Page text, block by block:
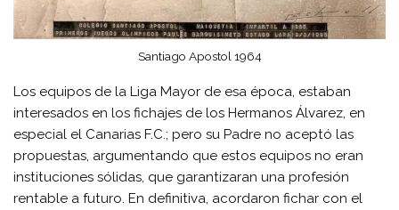
Santiago Apostol 1964
Los equipos de la Liga Mayor de esa época, estaban
interesados en los fichajes de los Hermanos Álvarez, en
especial el Canarias F.C.; pero su Padre no aceptó las
propuestas, argumentando que estos equipos no eran
instituciones sólidas, que garantizaran una profesión
rentable a futuro. En definitiva, acordaron fichar con el